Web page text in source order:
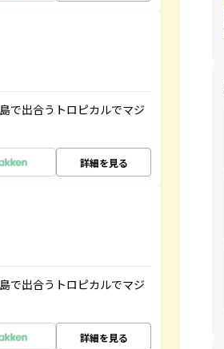
で出合うトロピカルでマジ
詳細を見る
で出合うトロピカルでマジ
詳細を見る